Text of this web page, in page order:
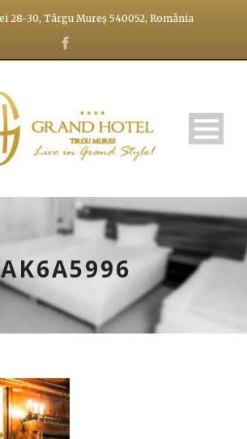
28-30, Târgu Mureș 540052, România
AK6A5996